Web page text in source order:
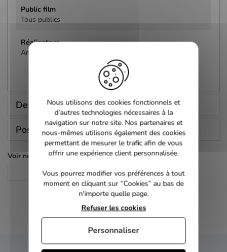
Tous publics
Anne-Marie Astresse
Description
Poser une question
Voir nos autres pages :
Documentaire
Nous utilisons des cookies fonctionnels et
d’autres technologies nécessaires à la
navigation sur notre site. Nos partenaires et
nous-mêmes utilisons également des cookies
permettant de mesurer le trafic afin de vous
offrir une expérience client personnalisée.
Vous pourrez modifier vos préférences à tout
moment en cliquant sur “Cookies” au bas de
n'importe quelle page.
Refuser les cookies
Personnaliser